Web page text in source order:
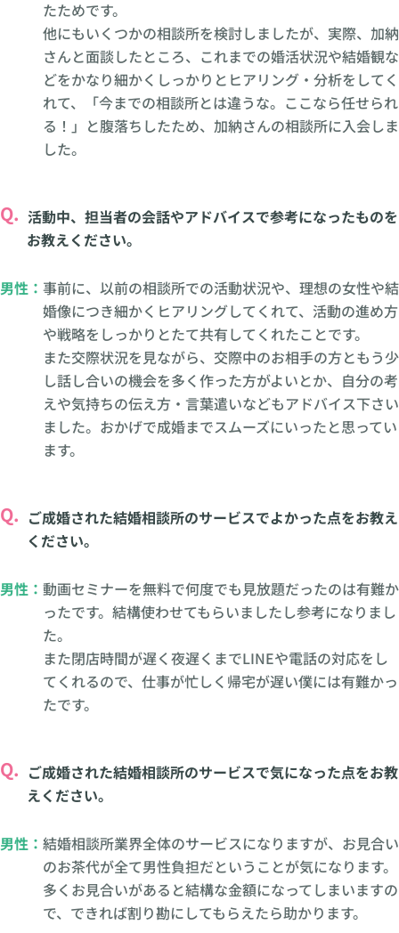
たためです。
他にもいくつかの相談所を検討しましたが、実際、加納
さんと面談したところ、これまでの婚活状況や結婚観な
どをかなり細かくしっかりとヒアリング・分析をしてく
れて、「今までの相談所とは違うな。ここなら任せられ
る！」と腹落ちしたため、加納さんの相談所に入会しま
した。
Q. 活動中、担当者の会話やアドバイスで参考になったものを
お教えください。
男性： 事前に、以前の相談所での活動状況や、理想の女性や結
婚像につき細かくヒアリングしてくれて、活動の進め方
や戦略をしっかりとたて共有してくれたことです。
また交際状況を見ながら、交際中のお相手の方ともう少
し話し合いの機会を多く作った方がよいとか、自分の考
えや気持ちの伝え方・言葉遣いなどもアドバイス下さい
ました。おかげで成婚までスムーズにいったと思ってい
ます。
Q. ご成婚された結婚相談所のサービスでよかった点をお教え
ください。
男性： 動画セミナーを無料で何度でも見放題だったのは有難か
ったです。結構使わせてもらいましたし参考になりまし
た。
また閉店時間が遅く夜遅くまでLINEや電話の対応をし
てくれるので、仕事が忙しく帰宅が遅い僕には有難かっ
たです。
Q. ご成婚された結婚相談所のサービスで気になった点をお教
えください。
男性： 結婚相談所業界全体のサービスになりますが、お見合い
のお茶代が全て男性負担だということが気になります。
多くお見合いがあると結構な金額になってしまいますの
で、できれば割り勘にしてもらえたら助かります。